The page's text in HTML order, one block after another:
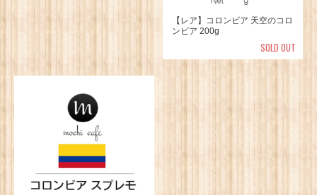
【レア】コロンビア 天空のコロ
ンビア 200g
SOLD OUT